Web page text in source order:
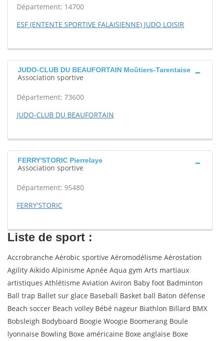
Département: 14700
ESF (ENTENTE SPORTIVE FALAISIENNE) JUDO LOISIR
JUDO-CLUB DU BEAUFORTAIN Moûtiers-Tarentaise
Association sportive
Département: 73600
JUDO-CLUB DU BEAUFORTAIN
FERRY'STORIC Pierrelaye
Association sportive
Département: 95480
FERRY'STORIC
Liste de sport :
Accrobranche Aérobic sportive Aéromodélisme Aérostation
Agility Aikido Alpinisme Apnée Aqua gym Arts martiaux
artistiques Athlétisme Aviation Aviron Baby foot Badminton
Ball trap Ballet sur glace Baseball Basket ball Baton défense
Beach soccer Beach volley Bébé nageur Biathlon Billard BMX
Bobsleigh Bodyboard Boogie Woogie Boomerang Boule
lyonnaise Bowling Boxe américaine Boxe anglaise Boxe